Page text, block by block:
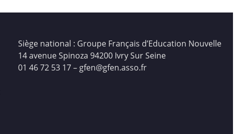
Siège national : Groupe Français d’Education Nouvelle
14 avenue Spinoza 94200 Ivry Sur Seine
01 46 72 53 17 – gfen@gfen.asso.fr